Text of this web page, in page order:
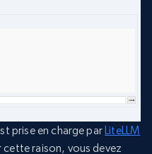
prise en charge par LiteLLM
cette raison, vous devez